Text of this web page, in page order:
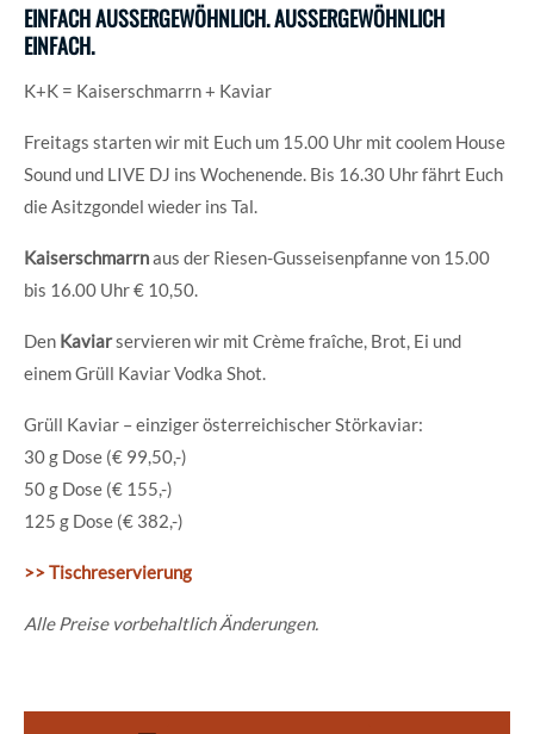
EINFACH AUSSERGEWÖHNLICH. AUSSERGEWÖHNLICH EI
NFACH.
K+K = Kaiserschmarrn + Kaviar
Freitags starten wir mit Euch um 15.00 Uhr mit coolem House
Sound und LIVE DJ ins Wochenende. Bis 16.30 Uhr fährt Euch
die Asitzgondel wieder ins Tal.
Kaiserschmarrnaus der Riesen-Gusseisenpfanne von 15.00
bis 16.00 Uhr € 10,50.
Den Kaviarservieren wir mit Crème fraîche, Brot, Ei und
einem Grüll Kaviar Vodka Shot.
Grüll Kaviar – einziger österreichischer Störkaviar:
30 g Dose (€ 99,50,-)
50 g Dose (€ 155,-)
125 g Dose (€ 382,-)
>> Tischreservierung
Alle Preise vorbehaltlich Änderungen.